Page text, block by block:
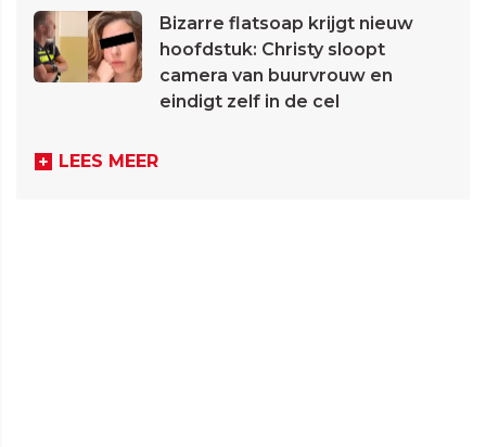
Bizarre flatsoap krijgt nieuw
hoofdstuk: Christy sloopt
camera van buurvrouw en
eindigt zelf in de cel
LEES MEER